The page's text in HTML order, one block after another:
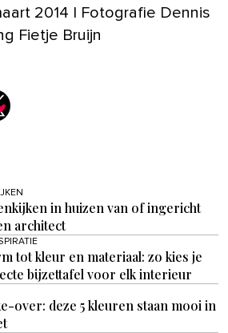
Fietje Bruijn
in huizen van of ingericht
architect
tot kleur en materiaal: zo kies je
bijzettafel voor elk interieur
over: deze 5 kleuren staan mooi in